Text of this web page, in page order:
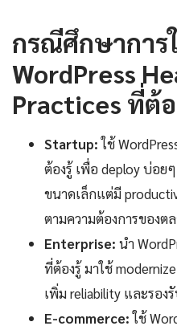
กรณีศึกษาการ
WordPress
Practices ที่ต้
Startup:ใช้
ต้องรู้ เพื่อ deploy บ่อ
ขนาดเล็กแต่มี
ตามความต้องการของต
Enterprise: นำ
ที่ต้องรู้ มาใช้
เพิ่ม reliability และรอง
E-commerce:ใช้